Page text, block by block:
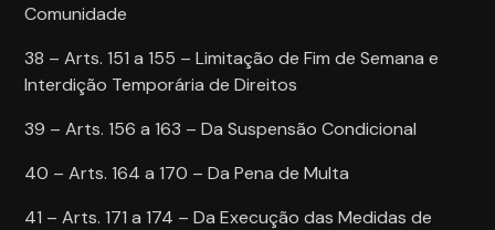
Comunidade
38 – Arts. 151 a 155 – Limitação de Fim de Semana e
Interdição Temporária de Direitos
39 – Arts. 156 a 163 – Da Suspensão Condicional
40 – Arts. 164 a 170 – Da Pena de Multa
41 – Arts. 171 a 174 – Da Execução das Medidas de